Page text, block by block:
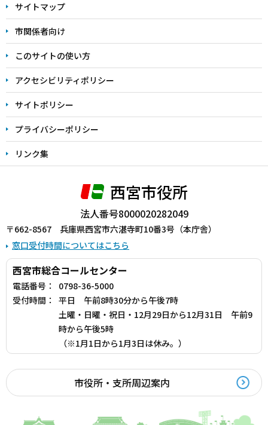
こ
こ
ま
で
サイトマップ
市関係者向け
このサイトの使い方
アクセシビリティポリシー
サイトポリシー
プライバシーポリシー
リンク集
西宮市役所
法人番号8000020282049
〒662-8567 兵庫県西宮市六湛寺町10番3号（本庁舎）
窓口受付時間についてはこちら
西宮市総合コールセンター
電話番号：
0798-36-5000
受付時間：
平日 午前8時30分から午後7時
土曜・日曜・祝日・12月29日から12月31日 午前9
時から午後5時
（※1月1日から1月3日は休み。）
市役所・支所周辺案内